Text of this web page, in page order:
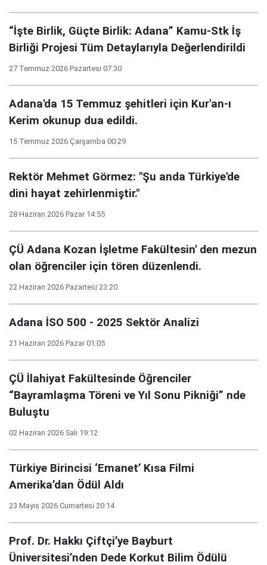
“İşte Birlik, Güçte Birlik: Adana” Kamu-Stk İş
Birliği Projesi Tüm Detaylarıyla Değerlendirildi
27 Temmuz 2026 Pazartesi 07:30
Adana'da 15 Temmuz şehitleri için Kur'an-ı
Kerim okunup dua edildi.
15 Temmuz 2026 Çarşamba 00:29
Rektör Mehmet Görmez: "Şu anda Türkiye'de
dini hayat zehirlenmiştir."
28 Haziran 2026 Pazar 14:55
ÇÜ Adana Kozan İşletme Fakültesin' den mezun
olan öğrenciler için tören düzenlendi.
22 Haziran 2026 Pazartesi 23:20
Adana İSO 500 - 2025 Sektör Analizi
21 Haziran 2026 Pazar 01:05
ÇÜ İlahiyat Fakültesinde Öğrenciler
“Bayramlaşma Töreni ve Yıl Sonu Pikniği” nde
Buluştu
02 Haziran 2026 Salı 19:12
Türkiye Birincisi ‘Emanet’ Kısa Filmi
Amerika’dan Ödül Aldı
23 Mayıs 2026 Cumartesi 20:14
Prof. Dr. Hakkı Çiftçi’ye Bayburt
Üniversitesi’nden Dede Korkut Bilim Ödülü